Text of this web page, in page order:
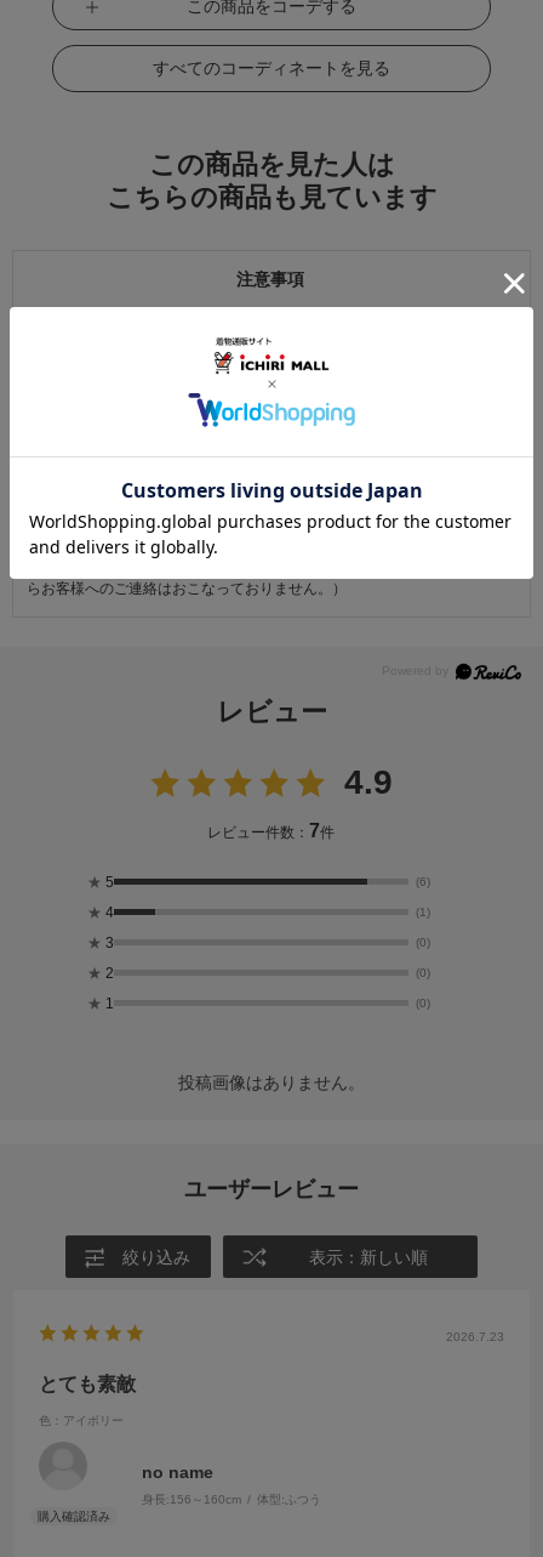
この商品をコーデする
すべてのコーディネートを見る
この商品を見た人は
こちらの商品も見ています
注意事項
返品にかかる送料は無料です。
ただし次に該当するものは返品をお受けできません。
・商品到着後31日以上経過した商品
・1点あたり20万円以上の商品でお客様の寸法にお仕立て済みの場合
ものではございません。あらかじめご了承ください。
・天災・事故などによる交通渋滞や物量増加、異常気象やその他諸事情に
より、指定時間帯にお届けができない場合がございます。
らお客様へのご連絡はおこなっておりません。）
レビュー
4.9
レビュー件数： 7件
★ 5 (6)
★ 4 (1)
★ 3 (0)
★ 2 (0)
★ 1 (0)
投稿画像はありません。
ユーザーレビュー
絞り込み 表示：新しい順
2026.7.23
とても素敵
色：アイボリー
no name
身長:156～160cm 体型: ふつう